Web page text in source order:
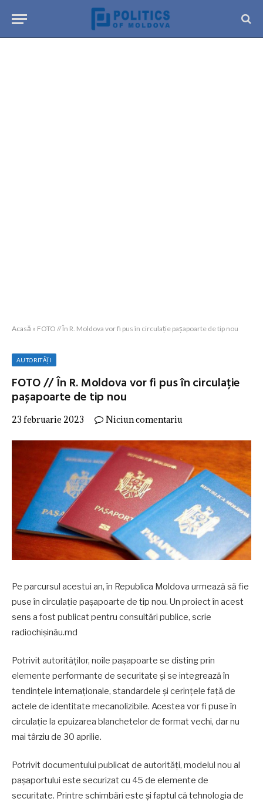
Acasă » FOTO // În R. Moldova vor fi pus în circulație pașapoarte de tip nou
AUTORITĂȚI
FOTO // În R. Moldova vor fi pus în circulație
pașapoarte de tip nou
23 februarie 2023 Niciun comentariu
Pe parcursul acestui an, în Republica Moldova urmează să fie
puse în circulație pașapoarte de tip nou. Un proiect în acest
sens a fost publicat pentru consultări publice, scrie
radiochișinău.md
Potrivit autorităților, noile pașapoarte se disting prin
elemente performante de securitate și se integrează în
tendințele internaționale, standardele și cerințele față de
actele de identitate mecanolizibile. Acestea vor fi puse în
circulație la epuizarea blanchetelor de format vechi, dar nu
mai târziu de 30 aprilie.
Potrivit documentului publicat de autorități, modelul nou al
pașaportului este securizat cu 45 de elemente de
securitate. Printre schimbări este și faptul că tehnologia de